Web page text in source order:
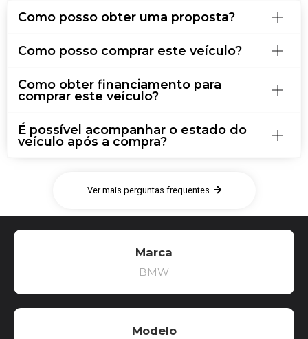
Como posso obter uma proposta?
Como posso comprar este veículo?
Como obter financiamento para
comprar este veículo?
É possível acompanhar o estado do
veículo após a compra?
Ver mais perguntas frequentes
Marca
BMW
Modelo